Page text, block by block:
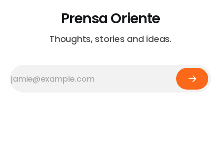
Prensa Oriente
Thoughts, stories and ideas.